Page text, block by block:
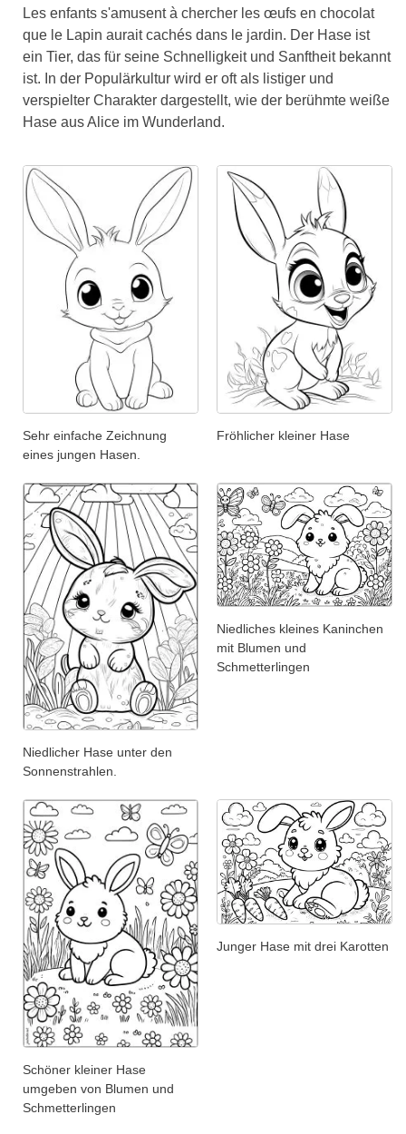
Les enfants s'amusent à chercher les œufs en chocolat
que le Lapin aurait cachés dans le jardin. Der Hase ist
ein Tier, das für seine Schnelligkeit und Sanftheit bekannt
ist. In der Populärkultur wird er oft als listiger und
verspielter Charakter dargestellt, wie der berühmte weiße
Hase aus Alice im Wunderland.
Sehr einfache Zeichnung
eines jungen Hasen.
Fröhlicher kleiner Hase
Niedlicher Hase unter den
Sonnenstrahlen.
Niedliches kleines Kaninchen
mit Blumen und
Schmetterlingen
Schöner kleiner Hase
umgeben von Blumen und
Schmetterlingen
Junger Hase mit drei Karotten